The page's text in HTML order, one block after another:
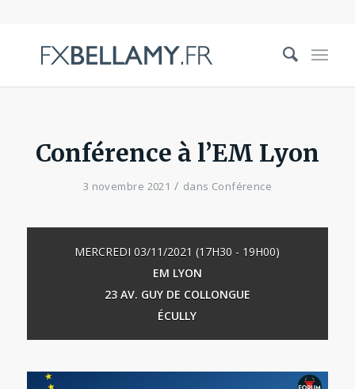
Conférence à l’EM Lyon
3 novembre 2021 / dans Conférence
MERCREDI 03/11/2021 (17H30 - 19H00)
EM LYON
23 AV. GUY DE COLLONGUE
ÉCULLY